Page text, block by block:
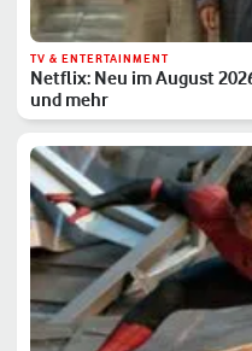
TV & ENTERTAINMENT
Netflix: Neu im August
und mehr